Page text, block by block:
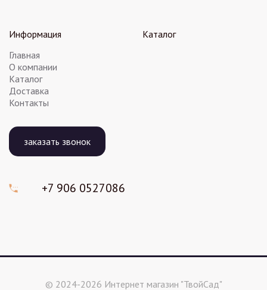
Информация
Главная
О компании
Каталог
Доставка
Контакты
Каталог
заказать звонок
+7 906 0527086
© 2024-2026 Интернет магазин "ТвойСад"